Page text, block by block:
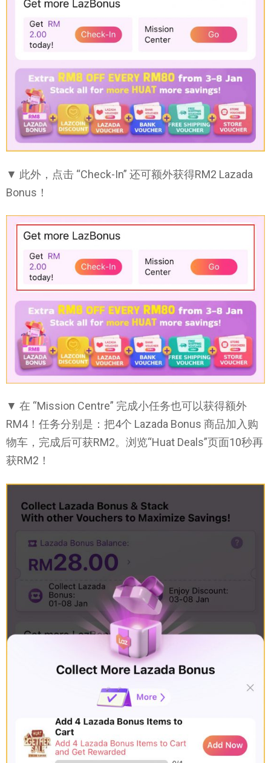
▼ 此外，点击 “Check-In” 还可额外获得RM2 Lazada
Bonus！
▼ 在 “Mission Centre” 完成小任务也可以获得额外
RM4！任务分别是：把4个 Lazada Bonus 商品加入购
物车，完成后可获RM2。浏览“Huat Deals”页面10秒再
获RM2！